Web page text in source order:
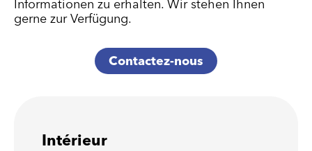
Informationen zu erhalten. Wir stehen Ihnen
gerne zur Verfügung.
Contactez-nous
Intérieur